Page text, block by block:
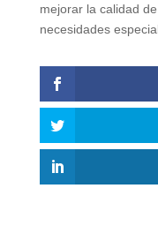
mejorar la calidad
necesidades